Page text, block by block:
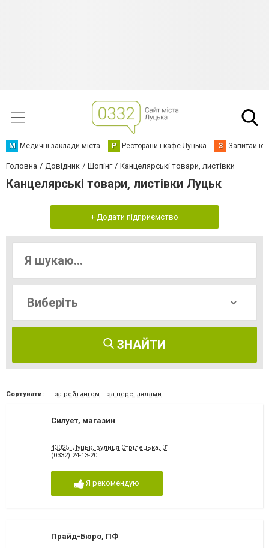
М Медичні заклади міста Р Ресторани і кафе Луцька З Запитай
Головна Довідник Шопінг Канцелярські товари, листівки
Канцелярські товари, листівки Луцьк
+ Додати підприємство
ЗНАЙТИ
Сортувати: за рейтингом за переглядами
Силует, магазин
43025, Луцьк, вулиця Стрілецька, 31
(0332) 24-13-20
Я рекомендую
Прайд-Бюро, ПФ